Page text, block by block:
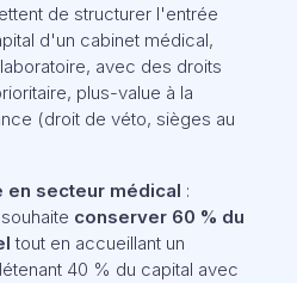
de structurer l'entrée
d'un cabinet médical,
avec des droits
plus-value à la
(droit de véto, sièges au
en secteur médical :
conserver 60 % du
tout en accueillant un
40 % du capital avec